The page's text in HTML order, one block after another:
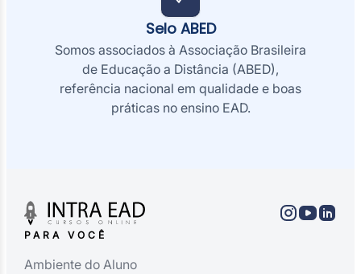
Selo ABED
Somos associados à Associação Brasileira
de Educação a Distância (ABED),
referência nacional em qualidade e boas
práticas no ensino EAD.
PARA VOCÊ
Ambiente do Aluno